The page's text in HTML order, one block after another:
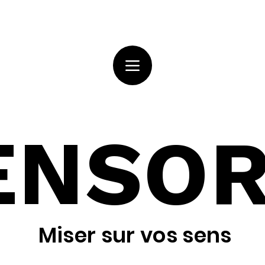
Miser sur vos sens